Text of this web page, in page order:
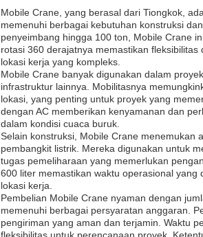
Mobile Crane, yang berasal dari Tiongkok,
memenuhi berbagai kebutuhan konstruksi
penyeimbang hingga 100 ton, Mobile Crane
rotasi 360 derajatnya memastikan
lokasi kerja yang kompleks.
Mobile Crane banyak digunakan dalam
infrastruktur lainnya. Mobilitasnya
lokasi, yang penting untuk proyek yang
dengan AC memberikan kenyamanan dan
dalam kondisi cuaca buruk.
Selain konstruksi, Mobile Crane menemukan
pembangkit listrik. Mereka digunakan untuk
tugas pemeliharaan yang memerlukan
600 liter memastikan waktu operasional
lokasi kerja.
Pembelian Mobile Crane nyaman dengan
memenuhi berbagai persyaratan anggaran.
pengiriman yang aman dan terjamin. Waktu